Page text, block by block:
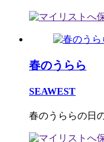
春のうらら
SEAWEST
春のうららの日